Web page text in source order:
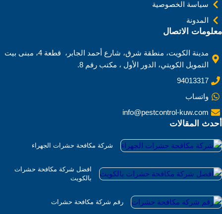
سياسة الخصوصية
المدونة
معلومات الاتصال
مدينة الكويت، منطقة شرق، شارع أحمد الجابر، قطعة 4، مبنى بيت
التمويل الكويتي، الدور الأول ، مكتب رقم 8.
94013317
واتساب
info@pestcontrol-kuw.com
أحدث المقالات
شركة مكافحة حشرات الجهراء
افضل شركة مكافحة حشرات
بالكويت
رقم شركة مكافحة حشرات